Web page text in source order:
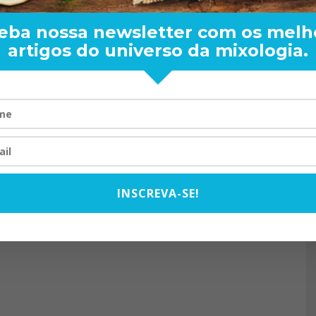
RAND BARTENDER: DE
VISTA PARA O MUNDO
nossa newsletter com os
artigos do universo da mixologia.
INSCREVA-SE!